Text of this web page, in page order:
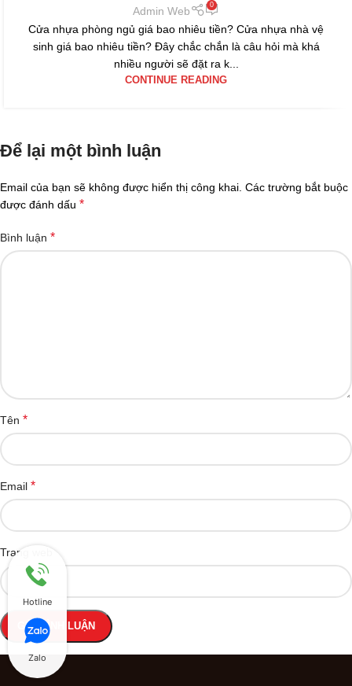
Admin Web 0
Cửa nhựa phòng ngủ giá bao nhiêu tiền? Cửa nhựa nhà vệ
sinh giá bao nhiêu tiền? Đây chắc chắn là câu hỏi mà khá
nhiều người sẽ đặt ra k...
CONTINUE READING
Để lại một bình luận
Email của bạn sẽ không được hiển thị công khai. Các trường bắt buộc
được đánh dấu *
Bình luận *
Tên *
Email *
Trang web
Hotline
Zalo